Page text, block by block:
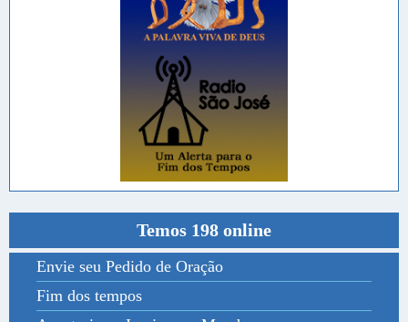
Temos 198 online
Envie seu Pedido de Oração
Fim dos tempos